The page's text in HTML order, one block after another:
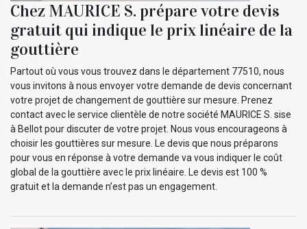
Chez MAURICE S. prépare votre devis
gratuit qui indique le prix linéaire de la
gouttière
Partout où vous vous trouvez dans le département 77510, nous
vous invitons à nous envoyer votre demande de devis concernant
votre projet de changement de gouttière sur mesure. Prenez
contact avec le service clientèle de notre société MAURICE S. sise
à Bellot pour discuter de votre projet. Nous vous encourageons à
choisir les gouttières sur mesure. Le devis que nous préparons
pour vous en réponse à votre demande va vous indiquer le coût
global de la gouttière avec le prix linéaire. Le devis est 100 %
gratuit et la demande n’est pas un engagement.